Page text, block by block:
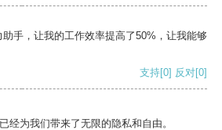
手，让我的工作效率提高了50%，让我能够
支持[0] 反对[0]
经为我们带来了无限的隐私和自由。